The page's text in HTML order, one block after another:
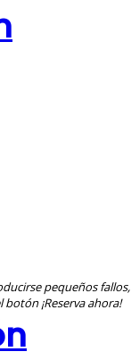
pequeños fallos,
¡Reserva ahora!